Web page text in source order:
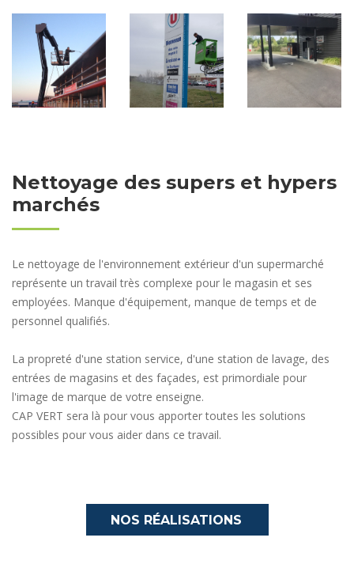
Nettoyage des supers et hypers
marchés
Le nettoyage de l'environnement extérieur d'un supermarché
représente un travail très complexe pour le magasin et ses
employées. Manque d'équipement, manque de temps et de
personnel qualifiés.
La propreté d'une station service, d'une station de lavage, des
entrées de magasins et des façades, est primordiale pour
l'image de marque de votre enseigne.
CAP VERT sera là pour vous apporter toutes les solutions
possibles pour vous aider dans ce travail.
NOS RÉALISATIONS